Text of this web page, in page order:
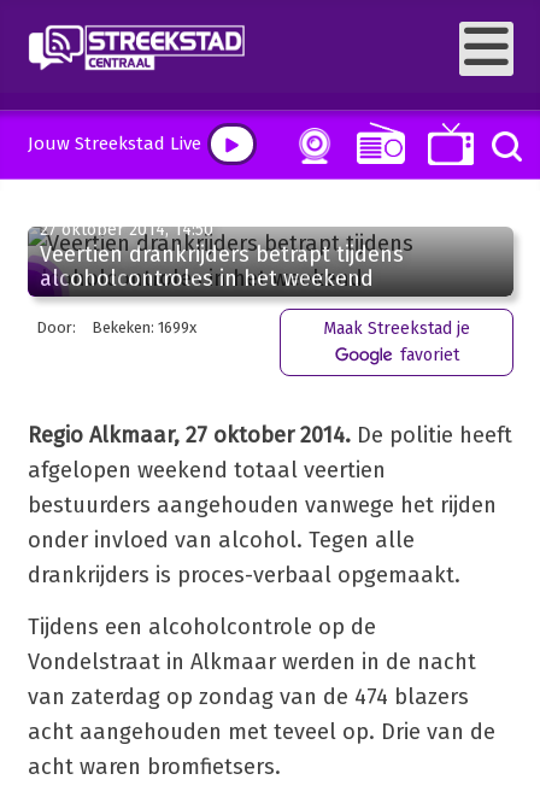
Jouw Streekstad Live
27 oktober 2014, 14:50
Veertien drankrijders betrapt tijdens
alcoholcontroles in het weekend
Door: Bekeken: 1699x
Maak Streekstad je
favoriet
Regio Alkmaar, 27 oktober 2014.De politie heeft
afgelopen weekend totaal veertien
bestuurders aangehouden vanwege het rijden
onder invloed van alcohol. Tegen alle
drankrijders is proces-verbaal opgemaakt.
Tijdens een alcoholcontrole op de
Vondelstraat in Alkmaar werden in de nacht
van zaterdag op zondag van de 474 blazers
acht aangehouden met teveel op. Drie van de
acht waren bromfietsers.